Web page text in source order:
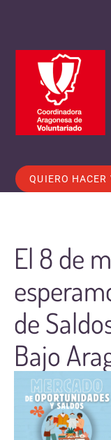
QUIERO HACER
El 8 de
de
Bajo